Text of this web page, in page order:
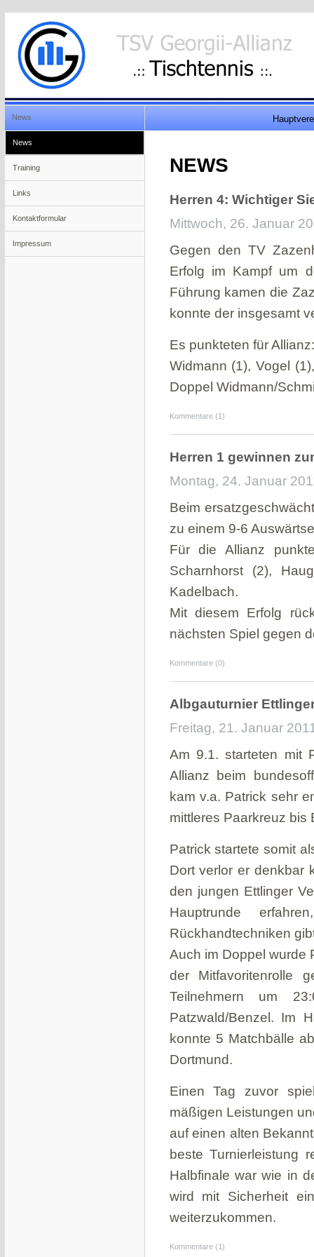
News
News
Training
Links
Kontaktformular
Impressum
NEWS
Herren 4: Wichtiger
Mittwoch, 26. Januar
Gegen den TV
Erfolg im Kampf um
Führung kamen die
konnte der insgesamt
Es punkteten für Allianz:
Widmann (1), Vogel
Doppel Widmann/
Kommentare (1)
Herren 1 gewinnen
Montag, 24. Januar
Beim
zu einem 9-6
Für die Allianz
Scharnhorst (2),
Kadelbach.
Mit diesem Erfolg
nächsten Spiel gegen
Kommentare (0)
Albgauturnier
Freitag, 21. Januar
Am 9.1. starteten mit
Allianz beim
kam v.a. Patrick sehr
mittleres Paarkreuz bis
Patrick startete somit
Dort verlor er denkbar
den jungen Ettlinger
Hauptrunde
Rückhandtechniken
Auch im Doppel wurde
der Mitfavoritenrolle
Teilnehmern um
Patzwald/Benzel. Im
konnte 5 Matchbälle
Dortmund.
Einen Tag zuvor
mäßigen Leistungen
auf einen alten
beste Turnierleistung
Halbfinale war wie in
wird mit Sicherheit
weiterzukommen.
Kommentare (1)